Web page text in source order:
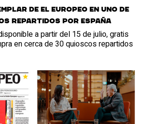
de El Europeo en uno de
repartidos por España
a partir del 15 de julio, gratis
en cerca de 30 quioscos repartidos